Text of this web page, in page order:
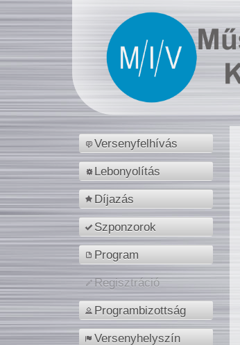
Versenyfelhívás
Lebonyolítás
Díjazás
Szponzorok
Program
Regisztráció
Programbizottság
Versenyhelyszín